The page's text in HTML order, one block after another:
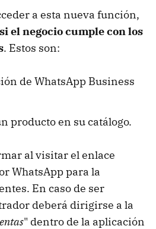
a esta nueva función,
si el negocio cumple con los
. Estos son:
de WhatsApp Business
producto en su catálogo.
al visitar el enlace
WhatsApp para la
En caso de ser
deberá dirigirse a la
" dentro de la aplicación